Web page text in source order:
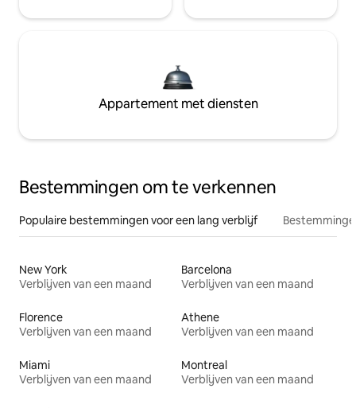
Appartement met diensten
Bestemmingen om te verkennen
Populaire bestemmingen voor een lang verblijf
New York
Verblijven van een maand
Barcelona
Verblijven van een maand
Florence
Verblijven van een maand
Athene
Verblijven van een maand
Miami
Verblijven van een maand
Montreal
Verblijven van een maand